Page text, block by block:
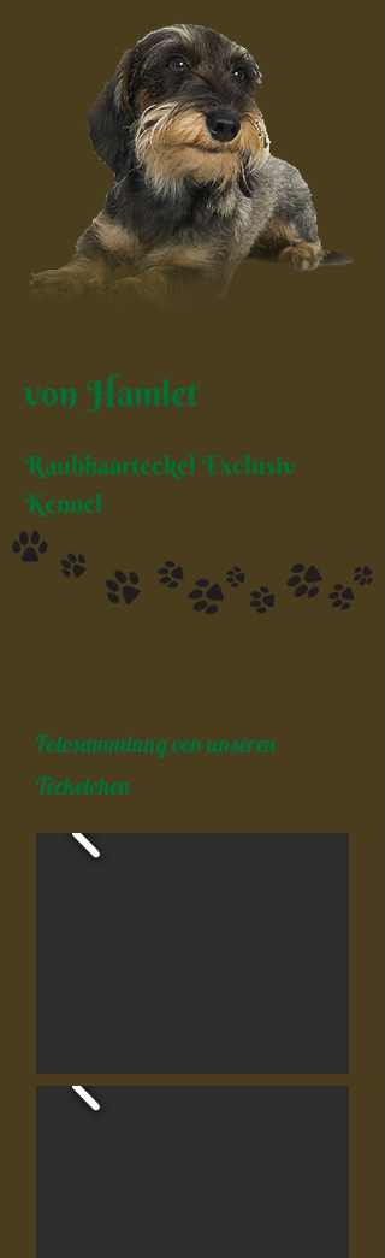
von Hamlet
Rauhhaarteckel Exclusiv
Kennel
Fotosammlung von unseren
Teckelchen